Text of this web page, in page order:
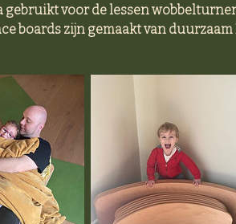
gebruikt voor de lessen
boards zijn gemaakt van